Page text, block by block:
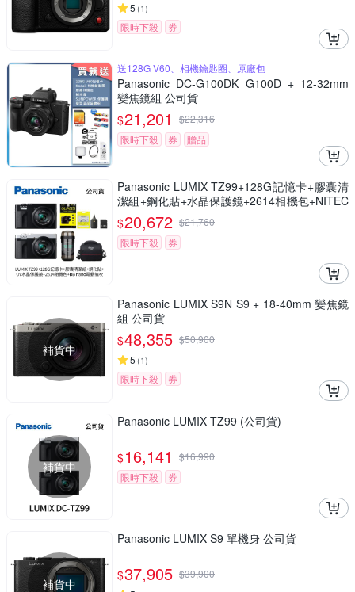
5 (1)
限時下殺 券
送128G V60、相機鑰匙圈、原廠包
Panasonic DC-G100DK G100D + 12-32mm
變焦鏡組 公司貨
$21,201 $22,316
限時下殺
券 贈品
Panasonic LUMIX TZ99+128G記憶卡+膠囊清
潔組+鋼化貼+水晶保護鏡+2614相機包+NITEC
ORE BB nano 迷你電動氣吹(公司貨)
$20,672 $21,760
限時下殺
券
補貨中
Panasonic LUMIX S9N S9 + 18-40mm 變焦鏡
組 公司貨
$48,355 $50,900
5 (1)
限時下殺 券
補貨中
Panasonic LUMIX TZ99 (公司貨)
$16,141 $16,990
限時下殺
券
補貨中
Panasonic LUMIX S9 單機身 公司貨
$37,905 $39,900